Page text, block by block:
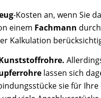
-Kosten an, wenn Sie
einem Fachmann
Kalkulation
lassen sich
sie für